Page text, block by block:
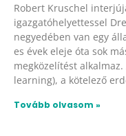
Robert Kruschel
igazgatóhelyettessel
negyedében van egy
es évek eleje óta sok
megközelítést
learning), a kötelező
Tovább olvasom »